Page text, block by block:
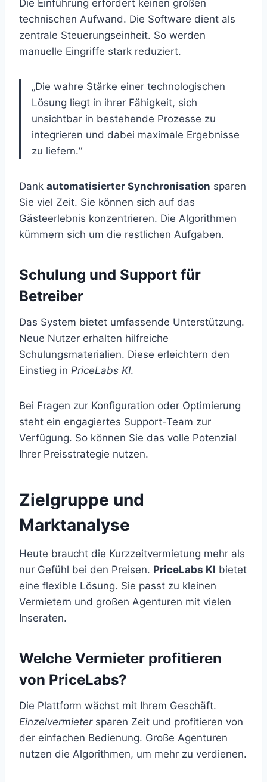
Die Einführung erfordert keinen großen
technischen Aufwand. Die Software dient als
zentrale Steuerungseinheit. So werden
manuelle Eingriffe stark reduziert.
„Die wahre Stärke einer technologischen
Lösung liegt in ihrer Fähigkeit, sich
unsichtbar in bestehende Prozesse zu
integrieren und dabei maximale Ergebnisse
zu liefern.“
Dank automatisierter Synchronisation sparen
Sie viel Zeit. Sie können sich auf das
Gästeerlebnis konzentrieren. Die Algorithmen
kümmern sich um die restlichen Aufgaben.
Schulung und Support für
Betreiber
Das System bietet umfassende Unterstützung.
Neue Nutzer erhalten hilfreiche
Schulungsmaterialien. Diese erleichtern den
Einstieg in PriceLabs KI.
Bei Fragen zur Konfiguration oder Optimierung
steht ein engagiertes Support-Team zur
Verfügung. So können Sie das volle Potenzial
Ihrer Preisstrategie nutzen.
Zielgruppe und
Marktanalyse
Heute braucht die Kurzzeitvermietung mehr als
nur Gefühl bei den Preisen. PriceLabs KI bietet
eine flexible Lösung. Sie passt zu kleinen
Vermietern und großen Agenturen mit vielen
Inseraten.
Welche Vermieter profitieren
von PriceLabs?
Die Plattform wächst mit Ihrem Geschäft.
Einzelvermietersparen Zeit und profitieren von
der einfachen Bedienung. Große Agenturen
nutzen die Algorithmen, um mehr zu verdienen.